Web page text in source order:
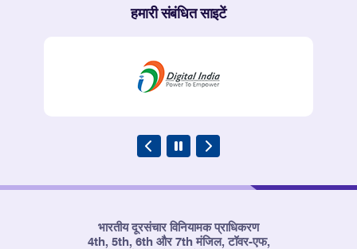
हमारी संबंधित साइटें
भारतीय दूरसंचार विनियामक प्राधिकरण
4th, 5th, 6th और 7th मंजिल, टॉवर-एफ,